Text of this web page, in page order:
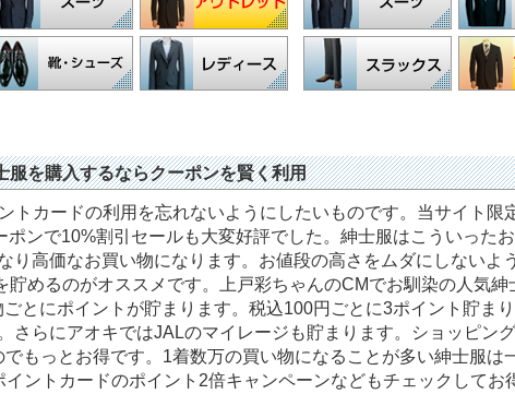
服を購入するならクーポンを賢く利用
トカードの利用を忘れないようにしたいものです。当サイト限
ンで10%割引セールも大変好評でした。紳士服はこういった
り高価なお買い物になります。お値段の高さをムダにしないよ
めるのがオススメです。上戸彩ちゃんのCMでお馴染の人気紳
とにポイントが貯まります。税込100円ごとに3ポイント貯ま
さらにアオキではJALのマイレージも貯まります。ショッピン
もっとお得です。1着数万の買い物になることが多い紳士服は
ントカードのポイント2倍キャンペーンなどもチェックしてお